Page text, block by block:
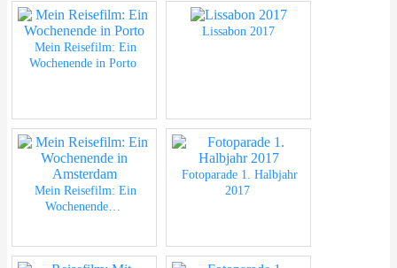
Mein Reisefilm: Ein
Wochenende in Porto
Lissabon 2017
Mein Reisefilm: Ein
Wochenende…
Fotoparade 1. Halbjahr
2017